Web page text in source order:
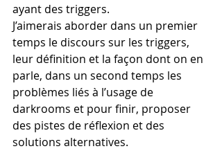
ayant des triggers.
J’aimerais aborder dans un premier
temps le discours sur les triggers,
leur définition et la façon dont on en
parle, dans un second temps les
problèmes liés à l’usage de
darkrooms et pour finir, proposer
des pistes de réflexion et des
solutions alternatives.